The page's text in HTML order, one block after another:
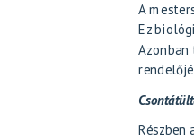
A
Ez